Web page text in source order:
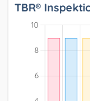
TBR®